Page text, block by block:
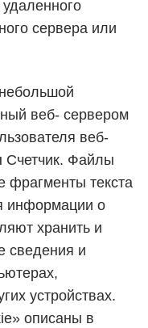
сервера или
веб- сервером
веб-
Счетчик. Файлы
фрагменты текста
информации о
хранить и
сведения и
устройствах.
описаны в